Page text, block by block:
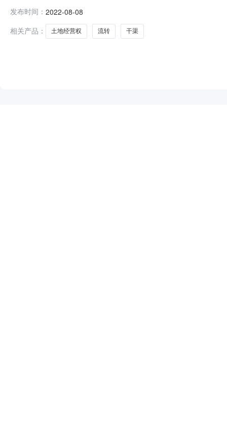
2022-08-08产权信息乡镇（街道）:淮高镇村（社区）:
发布时间： 2022-08-08
相关产品：
土地经营权 流转 干渠